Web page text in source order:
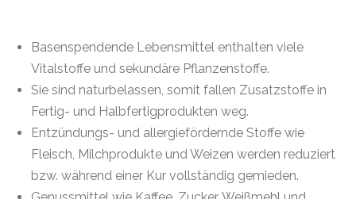
Basenspendende Lebensmittel enthalten viele
Vitalstoffe und sekundäre Pflanzenstoffe.
Sie sind naturbelassen, somit fallen Zusatzstoffe in
Fertig- und Halbfertigprodukten weg.
Entzündungs- und allergiefördernde Stoffe wie
Fleisch, Milchprodukte und Weizen werden reduziert
bzw. während einer Kur vollständig gemieden.